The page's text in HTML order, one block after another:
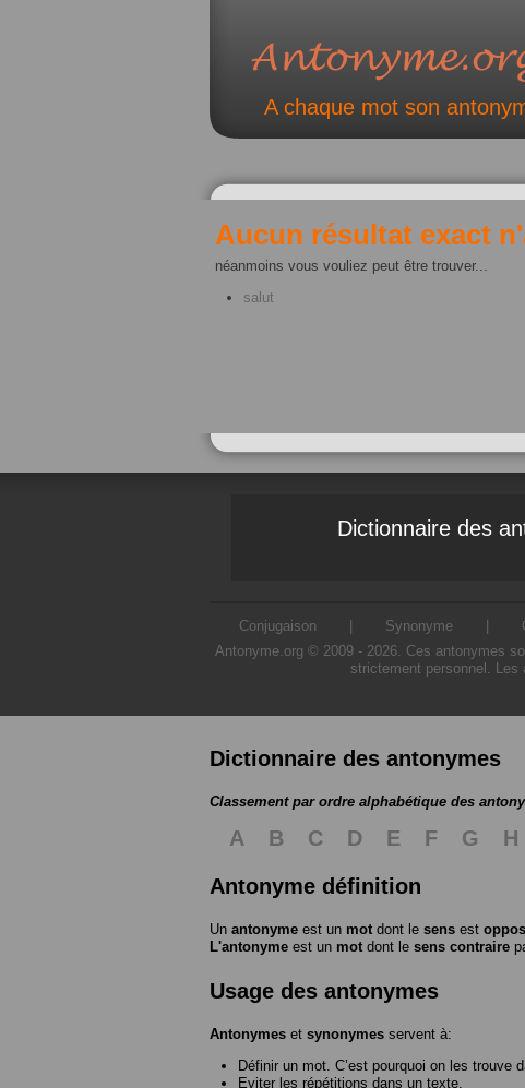
A chaque mot son
Aucun résultat exact
néanmoins vous vouliez peut être trouver...
salut
Dictionnaire des
Conjugaison Synonyme
Antonyme.org © 2009 - 2026. Ces antonymes
strictement personnel. Les
Dictionnaire des antonymes
Classement par ordre alphabétique des
A B C D E F G H
Antonyme définition
Un antonyme est un mot dont le sens est
L'antonyme est un mot dont le sens contraire
Usage des antonymes
Antonymes et synonymes servent à:
Définir un mot. C’est pourquoi on les trouve
Eviter les répétitions dans un texte.